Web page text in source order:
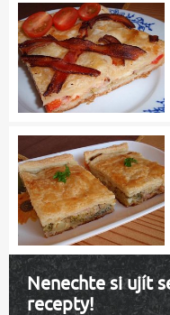
Nenechte si ujít
recepty!